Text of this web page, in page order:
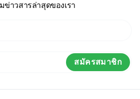
ข่าวสารล่าสุดของเรา
สมัครสมาชิก